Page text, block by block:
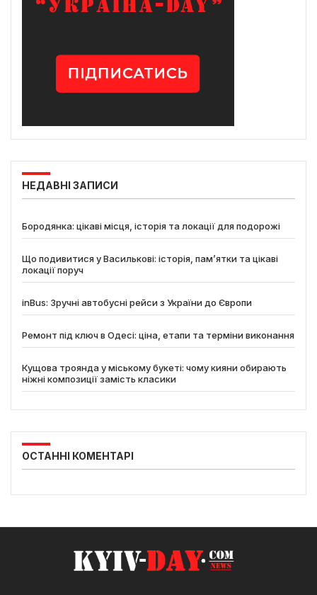
НЕДАВНІ ЗАПИСИ
Бородянка: цікаві місця, історія та локації для подорожі
Що подивитися у Василькові: історія, пам’ятки та цікаві
локації поруч
inBus: Зручні автобусні рейси з України до Європи
Ремонт під ключ в Одесі: ціна, етапи та терміни виконання
Кущова троянда у міському букеті: чому кияни обирають
ніжні композиції замість класики
ОСТАННІ КОМЕНТАРІ